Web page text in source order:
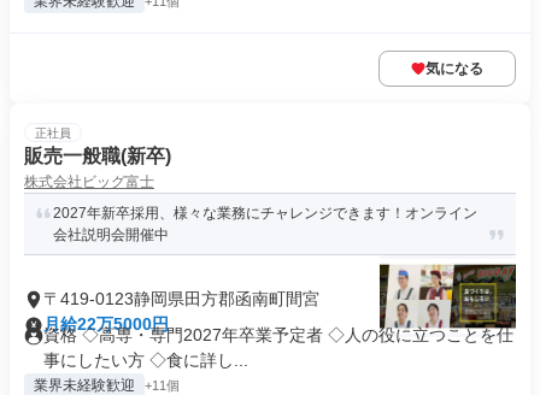
気になる
正社員
販売一般職(新卒)
株式会社ビッグ富士
2027年新卒採用、様々な業務にチャレンジできます！オンライン
会社説明会開催中
〒419-0123静岡県田方郡函南町間宮
月給22万5000円
資格 ◇高専・専門2027年卒業予定者 ◇人の役に立つことを仕
事にしたい方 ◇食に詳し...
業界未経験歓迎 +11個